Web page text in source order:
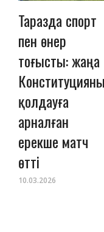
Таразда спорт
пен өнер
тоғысты: жаңа
қолдауға
арналған
ерекше матч
өтті
10.03.2026